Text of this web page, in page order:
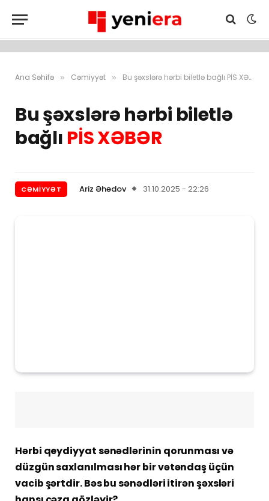
Ana Səhifə » Cəmiyyət » Bu şəxslərə hərbi biletlə bağlı PİS XƏBƏR
Bu şəxslərə hərbi biletlə
bağlı PİS XƏBƏR
CƏMIYYƏT Ariz Əhədov 31.10.2025 - 22:26
Hərbi qeydiyyat sənədlərinin qorunması və
düzgün saxlanılması hər bir vətəndaş üçün
vacib şərtdir. Bəs bu sənədləri itirən şəxsləri